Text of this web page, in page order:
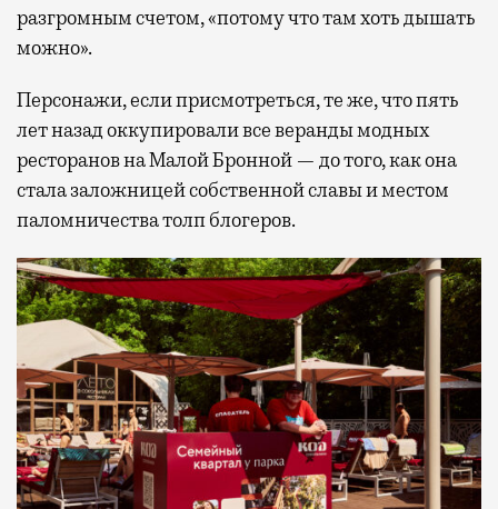
разгромным счетом, «потому что там хоть дышать
можно».
Персонажи, если присмотреться, те же, что пять
лет назад оккупировали все веранды модных
ресторанов на Малой Бронной — до того, как она
стала заложницей собственной славы и местом
паломничества толп блогеров.